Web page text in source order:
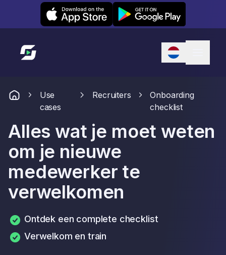
Leexi on iOS Leexi on Android
Link naar startpagina
Use
cases
Recruiters
Onboarding
checklist
Alles wat je moet weten
om je nieuwe
medewerker te
verwelkomen
Ontdek een complete checklist
Verwelkom en train